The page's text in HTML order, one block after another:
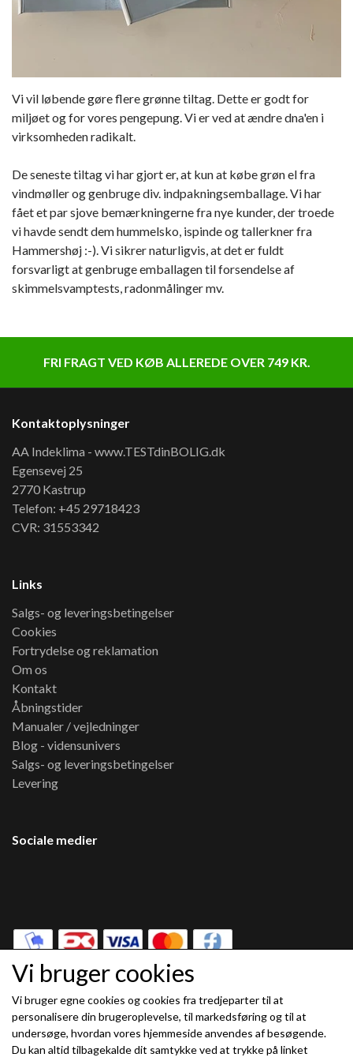
Vi vil løbende gøre flere grønne tiltag. Dette er godt for
miljøet og for vores pengepung. Vi er ved at ændre dna'en i
virksomheden radikalt.
De seneste tiltag vi har gjort er, at kun at købe grøn el fra
vindmøller og genbruge div. indpakningsemballage. Vi har
fået et par sjove bemærkningerne fra nye kunder, der troede
vi havde sendt dem hummelsko, ispinde og tallerkner fra
Hammershøj :-). Vi sikrer naturligvis, at det er fuldt
forsvarligt at genbruge emballagen til forsendelse af
skimmelsvamptests, radonmålinger mv.
FRI FRAGT VED KØB ALLEREDE OVER 749 KR.
Kontaktoplysninger
AA Indeklima - www.TESTdinBOLIG.dk
Egensevej 25
2770 Kastrup
Telefon: +45 29718423
CVR: 31553342
Links
Salgs- og leveringsbetingelser
Cookies
Fortrydelse og reklamation
Om os
Kontakt
Åbningstider
Manualer / vejledninger
Blog - vidensunivers
Salgs- og leveringsbetingelser
Levering
Sociale medier
Modtag vores nyhedsbrev via e-mail
Tilmeld
Vi bruger cookies
Vi bruger egne cookies og cookies fra tredjeparter til at
personalisere din brugeroplevelse, til markedsføring og til at
undersøge, hvordan vores hjemmeside anvendes af besøgende.
Du kan altid tilbagekalde dit samtykke ved at trykke på linket